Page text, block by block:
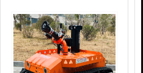
RXR-MC80BD（第7代）